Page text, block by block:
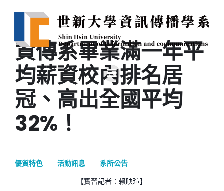
資傳系畢業滿一年平
均薪資校內排名居
冠、高出全國平均
32%！
優質特色 – 活動訊息 – 系所公告
【實習記者：賴映瑄】